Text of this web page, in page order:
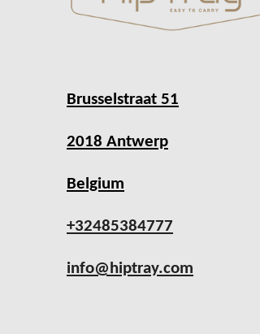
Brusselstraat 51
2018 Antwerp
Belgium
+32485384777
info@hiptray.com